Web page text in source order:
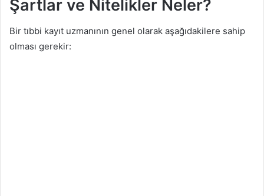
Şartlar ve Nitelikler Neler?
Bir tıbbi kayıt uzmanının genel olarak aşağıdakilere sahip
olması gerekir: